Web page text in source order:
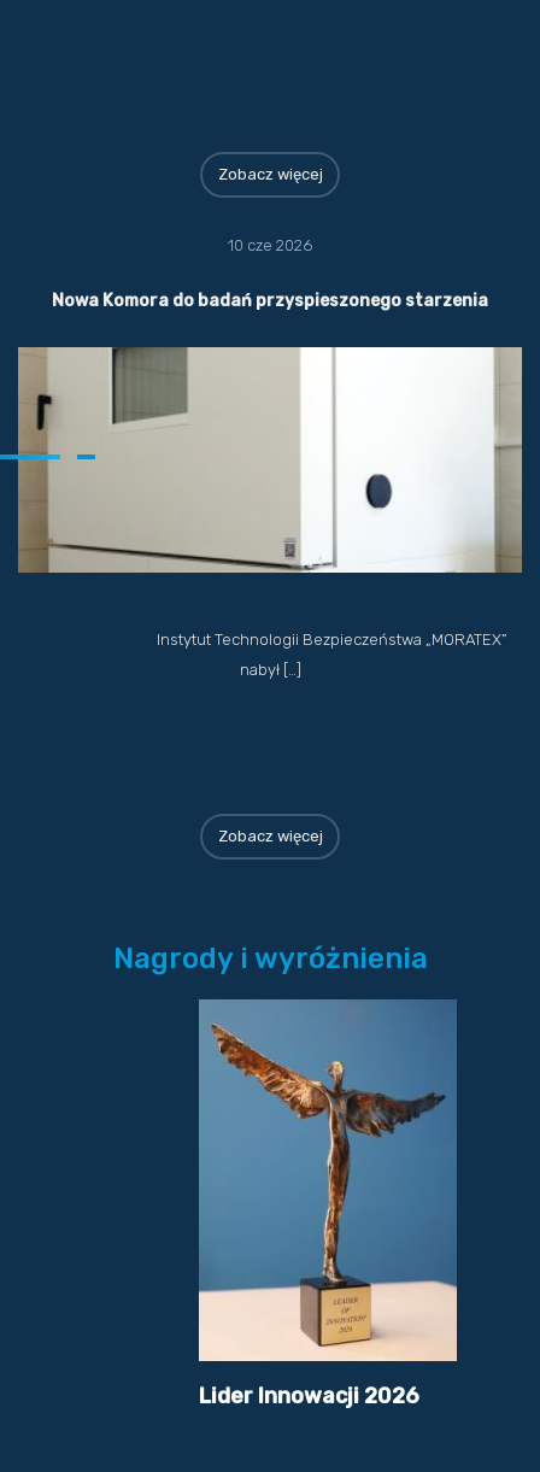
Zobacz więcej
10 cze 2026
Nowa Komora do badań przyspieszonego starzenia
Instytut Technologii Bezpieczeństwa „MORATEX”
nabył […]
Zobacz więcej
Nagrody i wyróżnienia
Lider Innowacji 2026